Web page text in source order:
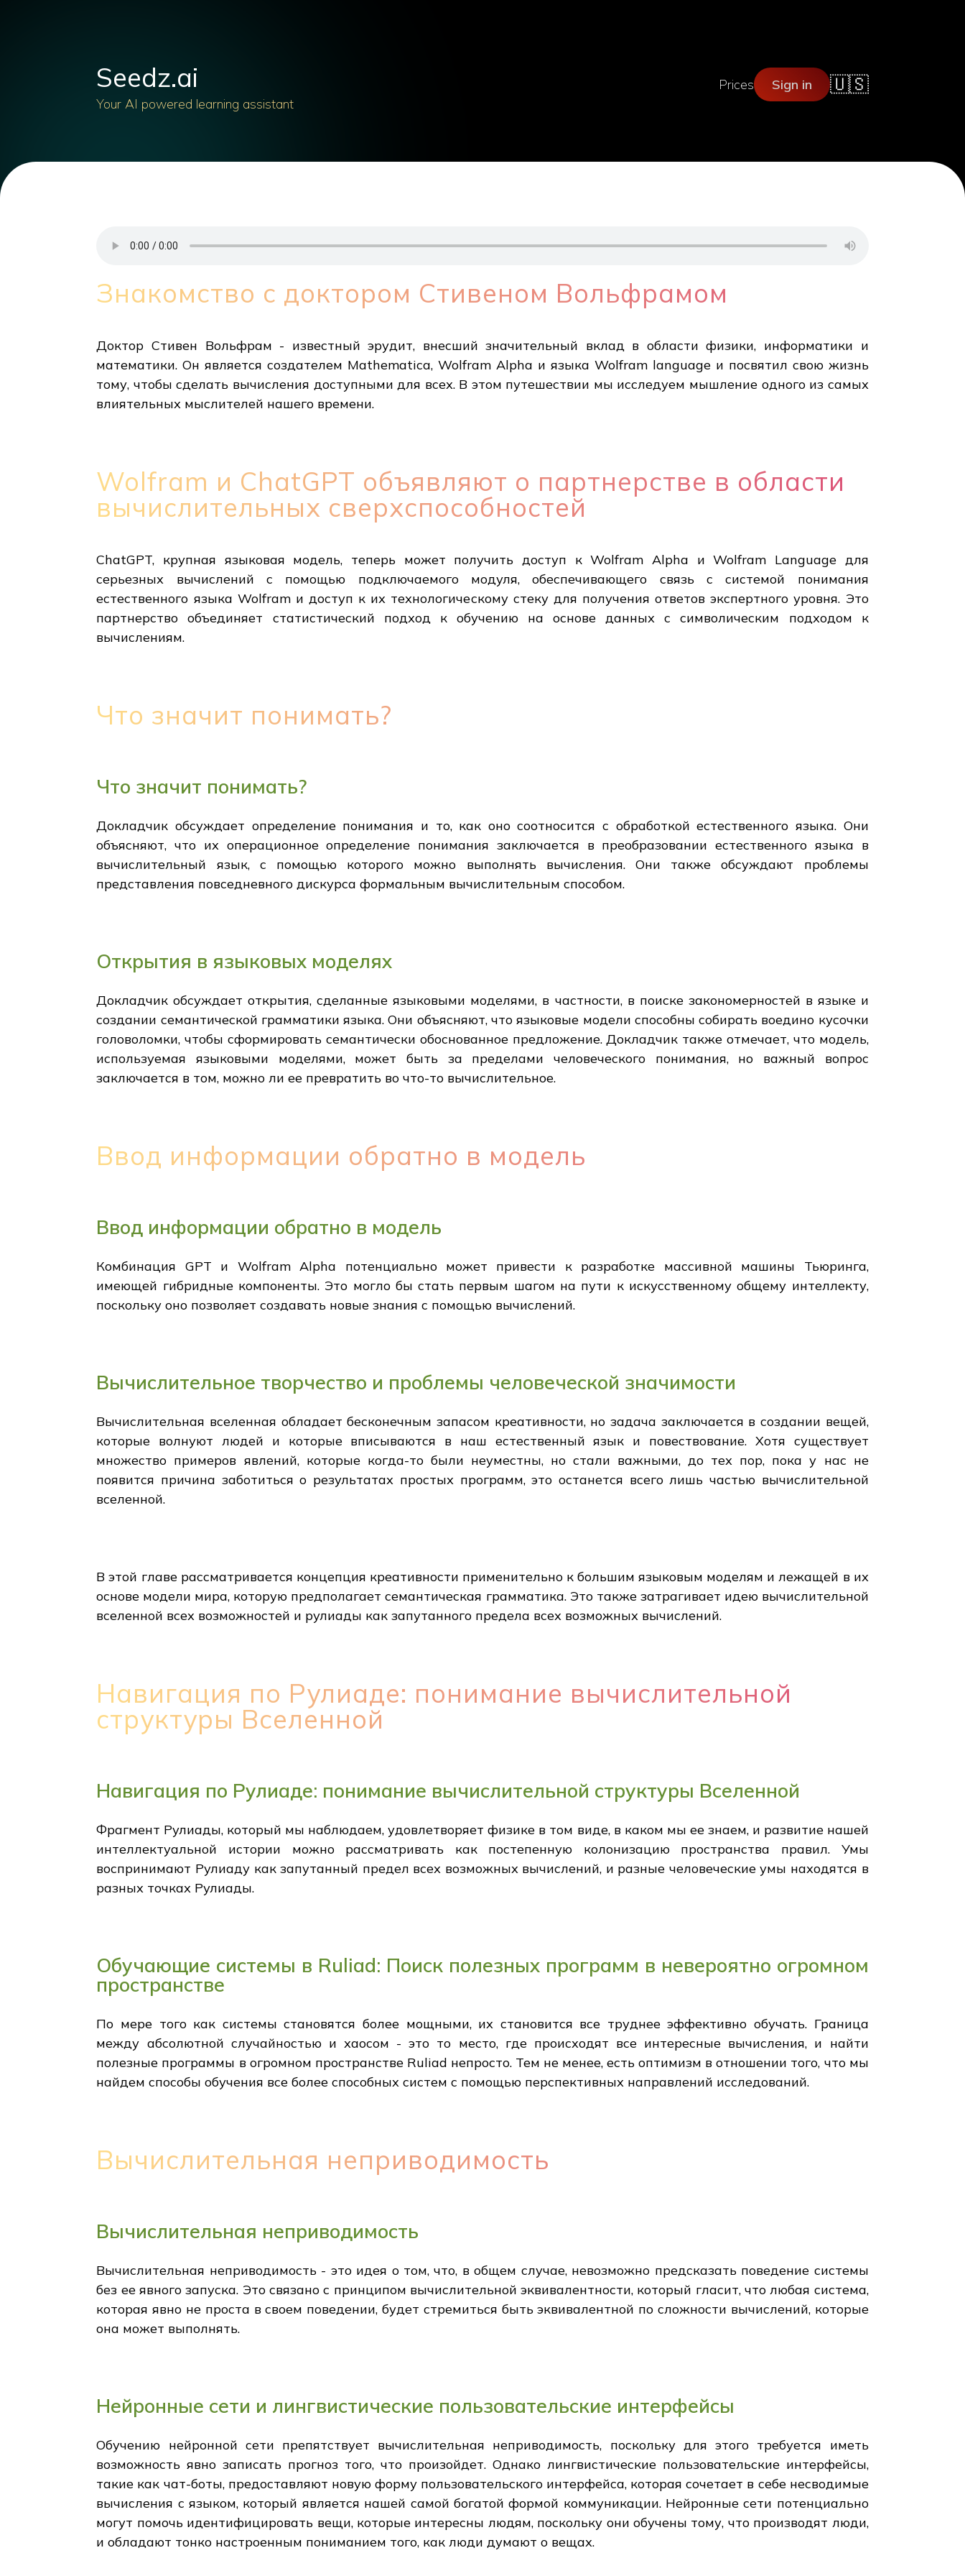
Seedz.ai
Your AI powered learning assistant
Prices Sign in 🇺🇸
Знакомство с доктором Стивеном Вольфрамом
Доктор Стивен Вольфрам - известный эрудит, внесший значительный вклад в области физики, информатики и
математики. Он является создателем Mathematica, Wolfram Alpha и языка Wolfram language и посвятил свою жизнь
тому, чтобы сделать вычисления доступными для всех. В этом путешествии мы исследуем мышление одного из самых
влиятельных мыслителей нашего времени.
Wolfram и ChatGPT объявляют о партнерстве в области
вычислительных сверхспособностей
ChatGPT, крупная языковая модель, теперь может получить доступ к Wolfram Alpha и Wolfram Language для
серьезных вычислений с помощью подключаемого модуля, обеспечивающего связь с системой понимания
естественного языка Wolfram и доступ к их технологическому стеку для получения ответов экспертного уровня. Это
партнерство объединяет статистический подход к обучению на основе данных с символическим подходом к
вычислениям.
Что значит понимать?
Что значит понимать?
Докладчик обсуждает определение понимания и то, как оно соотносится с обработкой естественного языка. Они
объясняют, что их операционное определение понимания заключается в преобразовании естественного языка в
вычислительный язык, с помощью которого можно выполнять вычисления. Они также обсуждают проблемы
представления повседневного дискурса формальным вычислительным способом.
Открытия в языковых моделях
Докладчик обсуждает открытия, сделанные языковыми моделями, в частности, в поиске закономерностей в языке и
создании семантической грамматики языка. Они объясняют, что языковые модели способны собирать воедино кусочки
головоломки, чтобы сформировать семантически обоснованное предложение. Докладчик также отмечает, что модель,
используемая языковыми моделями, может быть за пределами человеческого понимания, но важный вопрос
заключается в том, можно ли ее превратить во что-то вычислительное.
Ввод информации обратно в модель
Ввод информации обратно в модель
Комбинация GPT и Wolfram Alpha потенциально может привести к разработке массивной машины Тьюринга,
имеющей гибридные компоненты. Это могло бы стать первым шагом на пути к искусственному общему интеллекту,
поскольку оно позволяет создавать новые знания с помощью вычислений.
Вычислительное творчество и проблемы человеческой значимости
Вычислительная вселенная обладает бесконечным запасом креативности, но задача заключается в создании вещей,
которые волнуют людей и которые вписываются в наш естественный язык и повествование. Хотя существует
множество примеров явлений, которые когда-то были неуместны, но стали важными, до тех пор, пока у нас не
появится причина заботиться о результатах простых программ, это останется всего лишь частью вычислительной
вселенной.
В этой главе рассматривается концепция креативности применительно к большим языковым моделям и лежащей в их
основе модели мира, которую предполагает семантическая грамматика. Это также затрагивает идею вычислительной
вселенной всех возможностей и рулиады как запутанного предела всех возможных вычислений.
Навигация по Рулиаде: понимание вычислительной
структуры Вселенной
Навигация по Рулиаде: понимание вычислительной структуры Вселенной
Фрагмент Рулиады, который мы наблюдаем, удовлетворяет физике в том виде, в каком мы ее знаем, и развитие нашей
интеллектуальной истории можно рассматривать как постепенную колонизацию пространства правил. Умы
воспринимают Рулиаду как запутанный предел всех возможных вычислений, и разные человеческие умы находятся в
разных точках Рулиады.
Обучающие системы в Ruliad: Поиск полезных программ в невероятно огромном
пространстве
По мере того как системы становятся более мощными, их становится все труднее эффективно обучать. Граница
между абсолютной случайностью и хаосом - это то место, где происходят все интересные вычисления, и найти
полезные программы в огромном пространстве Ruliad непросто. Тем не менее, есть оптимизм в отношении того, что мы
найдем способы обучения все более способных систем с помощью перспективных направлений исследований.
Вычислительная неприводимость
Вычислительная неприводимость
Вычислительная неприводимость - это идея о том, что, в общем случае, невозможно предсказать поведение системы
без ее явного запуска. Это связано с принципом вычислительной эквивалентности, который гласит, что любая система,
которая явно не проста в своем поведении, будет стремиться быть эквивалентной по сложности вычислений, которые
она может выполнять.
Нейронные сети и лингвистические пользовательские интерфейсы
Обучению нейронной сети препятствует вычислительная неприводимость, поскольку для этого требуется иметь
возможность явно записать прогноз того, что произойдет. Однако лингвистические пользовательские интерфейсы,
такие как чат-боты, предоставляют новую форму пользовательского интерфейса, которая сочетает в себе несводимые
вычисления с языком, который является нашей самой богатой формой коммуникации. Нейронные сети потенциально
могут помочь идентифицировать вещи, которые интересны людям, поскольку они обучены тому, что производят люди,
и обладают тонко настроенным пониманием того, как люди думают о вещах.